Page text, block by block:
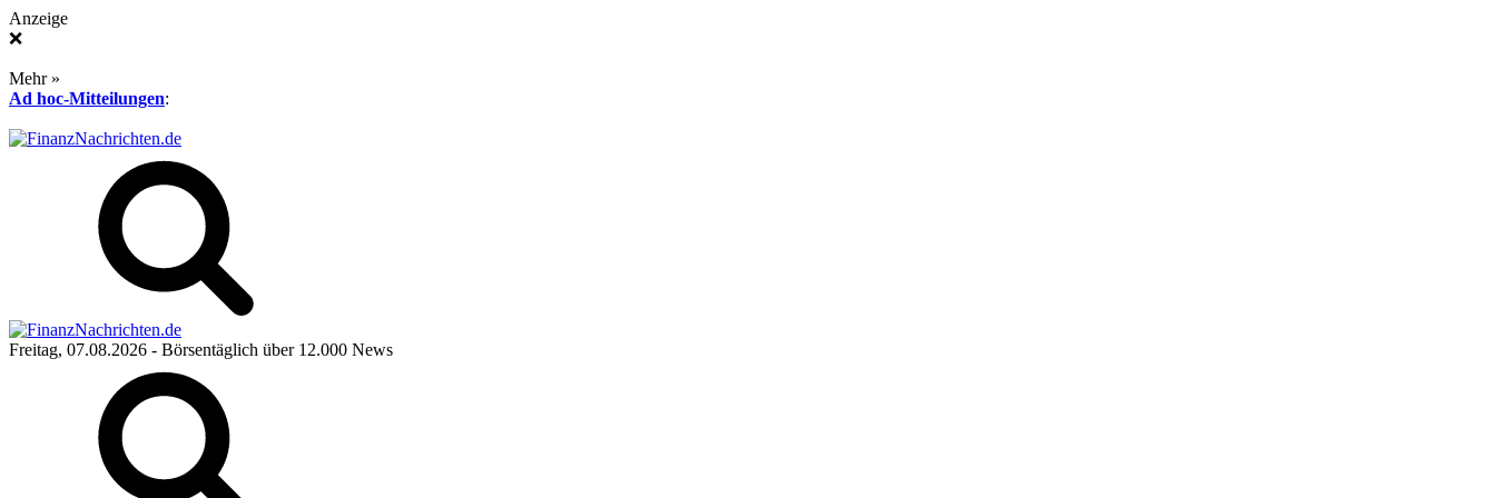
Anzeige
❌
Mehr »
Ad hoc-Mitteilungen:
Freitag, 07.08.2026 - Börsentäglich über 12.000 News